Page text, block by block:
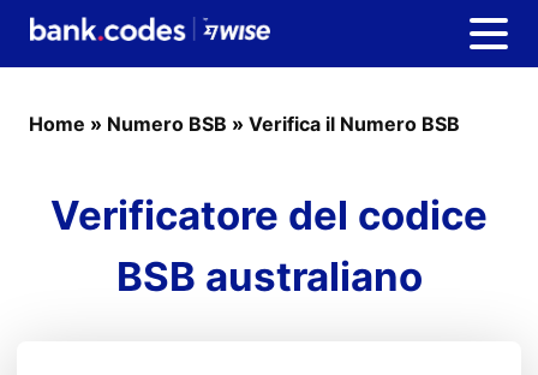
Home » Numero BSB » Verifica il Numero BSB
Verificatore del codice
BSB australiano